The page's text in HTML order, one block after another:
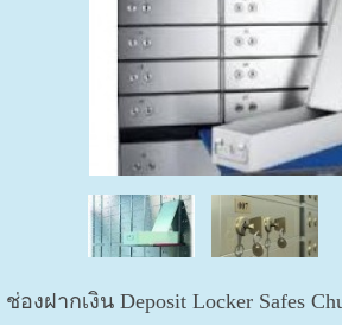
ช่องฝากเงิน Deposit Locker Safes